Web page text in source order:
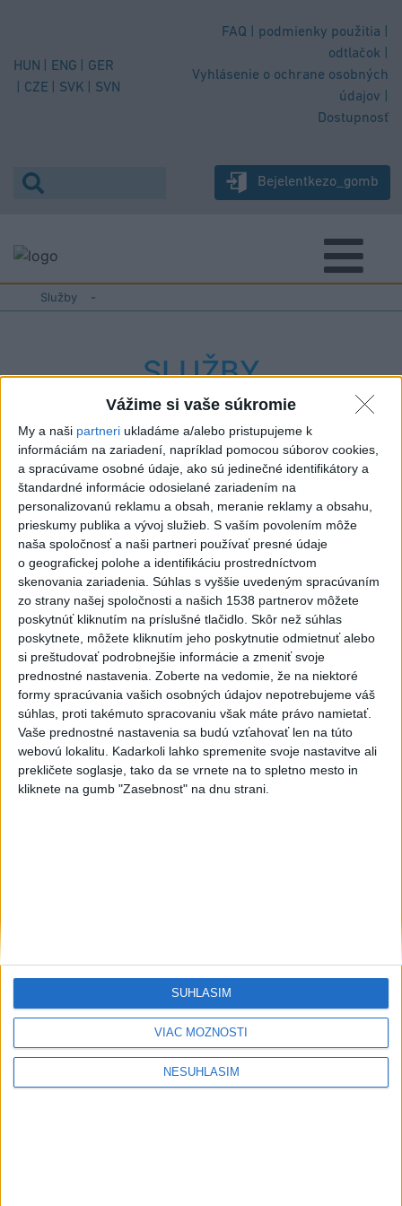
Vážime si vaše súkromie
My a naši partneri ukladáme a/alebo pristupujeme k
informáciám na zariadení, napríklad pomocou súborov cookies,
a spracúvame osobné údaje, ako sú jedinečné identifikátory a
štandardné informácie odosielané zariadením na
personalizovanú reklamu a obsah, meranie reklamy a obsahu,
prieskumy publika a vývoj služieb. S vaším povolením môže
naša spoločnosť a naši partneri používať presné údaje
o geografickej polohe a identifikáciu prostredníctvom
skenovania zariadenia. Súhlas s vyššie uvedeným spracúvaním
zo strany našej spoločnosti a našich 1538 partnerov môžete
poskytnúť kliknutím na príslušné tlačidlo. Skôr než súhlas
poskytnete, môžete kliknutím jeho poskytnutie odmietnuť alebo
si preštudovať podrobnejšie informácie a zmeniť svoje
prednostné nastavenia. Zoberte na vedomie, že na niektoré
formy spracúvania vašich osobných údajov nepotrebujeme váš
súhlas, proti takémuto spracovaniu však máte právo namietať.
Vaše prednostné nastavenia sa budú vzťahovať len na túto
webovú lokalitu. Kadarkoli lahko spremenite svoje nastavitve ali
prekličete soglasje, tako da se vrnete na to spletno mesto in
kliknete na gumb "Zasebnost" na dnu strani.
VIAC MOŽNOSTÍ
NESÚHLASÍM
SÚHLASÍM
HUN ENG
GER
CZE
SVK SVN
FAQ
podmienky použitia
odtlačok
Vyhlásenie o ochrane osobných
údajov
Dostupnosť
Bejelentkezo_gomb
Služby -
SLUŽBY
Domov Služby popis správy Stiahnuť kereses
ROLUNK
bovebben
SZOLGALTATASOK
kreditnej správy
transferového oceňovania
Správa dlhu
Marketingové zoznamy
KAPCSOLAT
elerhetoseg
nyitva_tartas
email_footer